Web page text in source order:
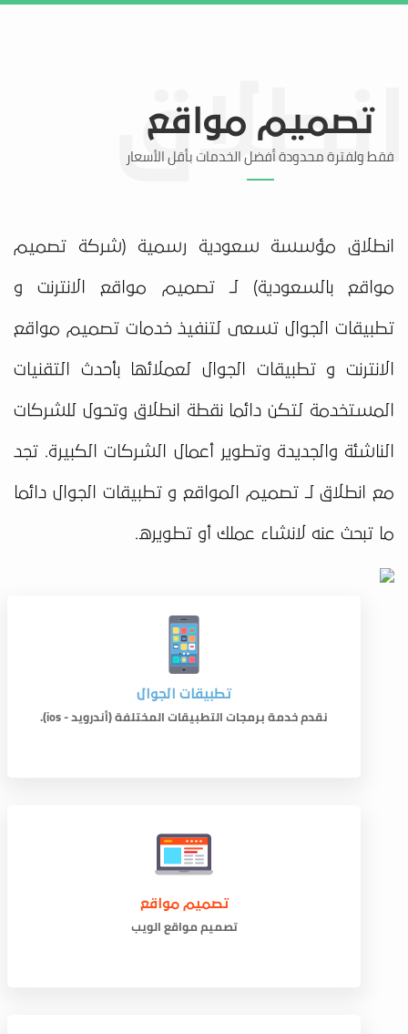
تصميم مواقع
فقط ولفترة محدودة أفضل الخدمات بأقل الأسعار
انطلاق مؤسسة سعودية رسمية (شركة تصميم
مواقع بالسعودية) لـ تصميم مواقع الانترنت و
تطبيقات الجوال تسعى لتنفيذ خدمات تصميم مواقع
الانترنت و تطبيقات الجوال لعملائها بأحدث التقنيات
المستخدمة لتكن دائما نقطة انطلاق وتحول للشركات
الناشئة والجديدة وتطوير أعمال الشركات الكبيرة. تجد
مع انطلاق لـ تصميم المواقع و تطبيقات الجوال دائما
ما تبحث عنه لانشاء عملك أو تطويره.
تطبيقات الجوال
نقدم خدمة برمجات التطبيقات المختلفة (أندرويد - ios).
تصميم مواقع
تصميم مواقع الويب